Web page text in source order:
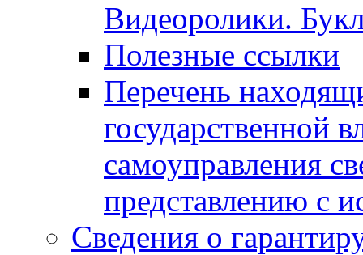
Видеоролики.
Полезные ссылки
Перечень
государственной
самоуправления
представлению с
Сведения о